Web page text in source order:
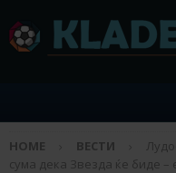
HOME ВЕСТИ
сума дека Звезда ќе биде